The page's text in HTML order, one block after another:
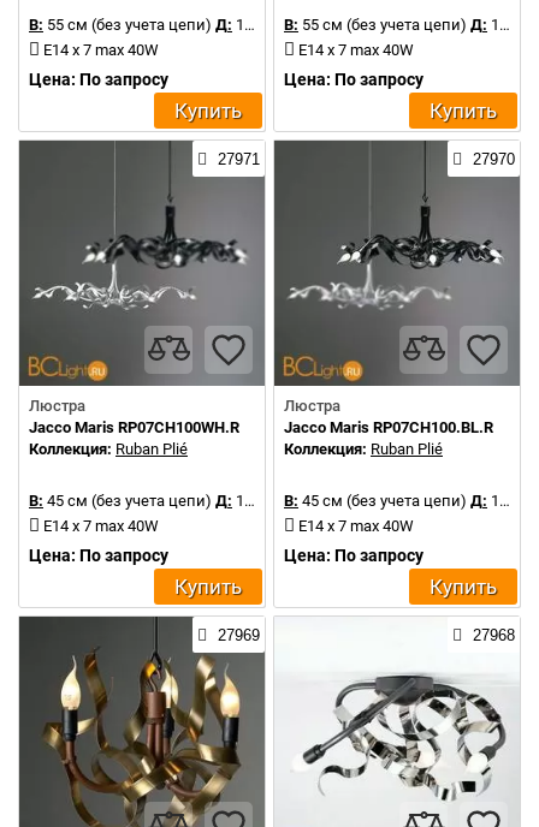
В: 55 см (без учета цепи) Д: 135 см
E14 x 7 max 40W
Цена: По запросу
Купить
В: 55 см (без учета цепи) Д: 135 см
E14 x 7 max 40W
Цена: По запросу
Купить
27971
Люстра
Jacco Maris RP07CH100WH.R
Коллекция: Ruban Plié
В: 45 см (без учета цепи) Д: 100 см
E14 x 7 max 40W
Цена: По запросу
Купить
27970
Люстра
Jacco Maris RP07CH100.BL.R
Коллекция: Ruban Plié
В: 45 см (без учета цепи) Д: 100 см
E14 x 7 max 40W
Цена: По запросу
Купить
27969 27968